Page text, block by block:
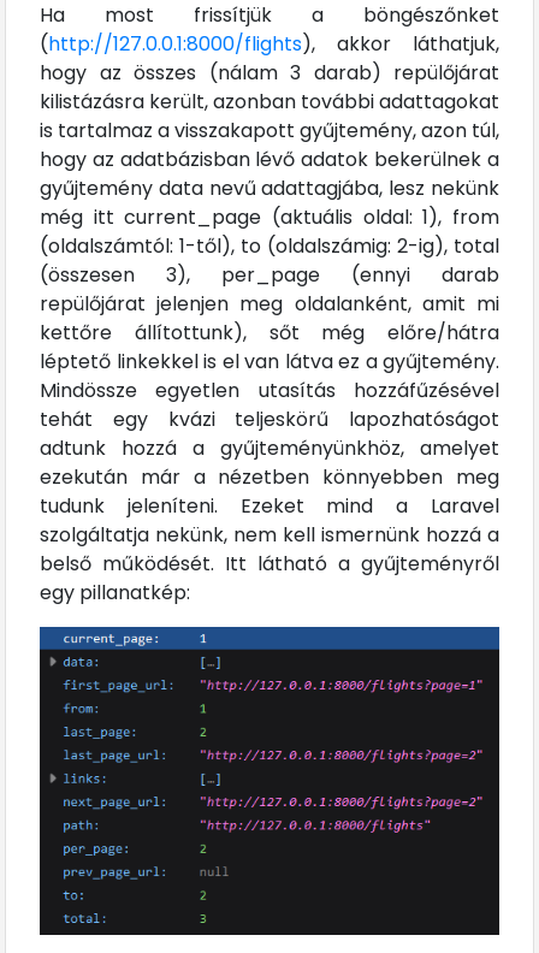
Ha most frissítjük a böngészőnket
(http://127.0.0.1:8000/flights), akkor láthatjuk,
hogy az összes (nálam 3 darab) repülőjárat
kilistázásra került, azonban további adattagokat
is tartalmaz a visszakapott gyűjtemény, azon túl,
hogy az adatbázisban lévő adatok bekerülnek a
gyűjtemény data nevű adattagjába, lesz nekünk
még itt current_page (aktuális oldal: 1), from
(oldalszámtól: 1-től), to (oldalszámig: 2-ig), total
(összesen 3), per_page (ennyi darab
repülőjárat jelenjen meg oldalanként, amit mi
kettőre állítottunk), sőt még előre/hátra
léptető linkekkel is el van látva ez a gyűjtemény.
Mindössze egyetlen utasítás hozzáfűzésével
tehát egy kvázi teljeskörű lapozhatóságot
adtunk hozzá a gyűjteményünkhöz, amelyet
ezekután már a nézetben könnyebben meg
tudunk jeleníteni. Ezeket mind a Laravel
szolgáltatja nekünk, nem kell ismernünk hozzá a
belső működését. Itt látható a gyűjteményről
egy pillanatkép: